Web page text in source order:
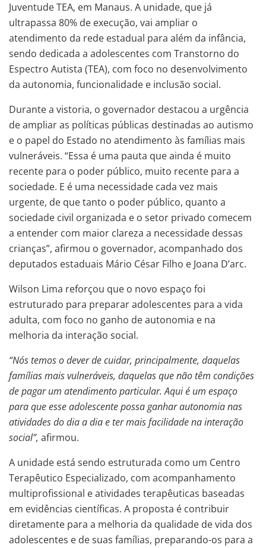
Juventude TEA, em Manaus. A unidade, que já
ultrapassa 80% de execução, vai ampliar o
atendimento da rede estadual para além da infância,
sendo dedicada a adolescentes com Transtorno do
Espectro Autista (TEA), com foco no desenvolvimento
da autonomia, funcionalidade e inclusão social.
Durante a vistoria, o governador destacou a urgência
de ampliar as políticas públicas destinadas ao autismo
e o papel do Estado no atendimento às famílias mais
vulneráveis. “Essa é uma pauta que ainda é muito
recente para o poder público, muito recente para a
sociedade. E é uma necessidade cada vez mais
urgente, de que tanto o poder público, quanto a
sociedade civil organizada e o setor privado comecem
a entender com maior clareza a necessidade dessas
crianças”, afirmou o governador, acompanhado dos
deputados estaduais Mário César Filho e Joana D’arc.
Wilson Lima reforçou que o novo espaço foi
estruturado para preparar adolescentes para a vida
adulta, com foco no ganho de autonomia e na
melhoria da interação social.
“Nós temos o dever de cuidar, principalmente, daquelas
famílias mais vulneráveis, daquelas que não têm condições
de pagar um atendimento particular. Aqui é um espaço
para que esse adolescente possa ganhar autonomia nas
atividades do dia a dia e ter mais facilidade na interação
social”, afirmou.
A unidade está sendo estruturada como um Centro
Terapêutico Especializado, com acompanhamento
multiprofissional e atividades terapêuticas baseadas
em evidências científicas. A proposta é contribuir
diretamente para a melhoria da qualidade de vida dos
adolescentes e de suas famílias, preparando-os para a